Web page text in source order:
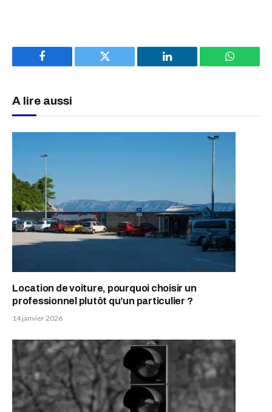
Facebook Twitter LinkedIn
A lire aussi
Location de voiture, pourquoi choisir un
professionnel plutôt qu’un particulier ?
14 janvier 2026